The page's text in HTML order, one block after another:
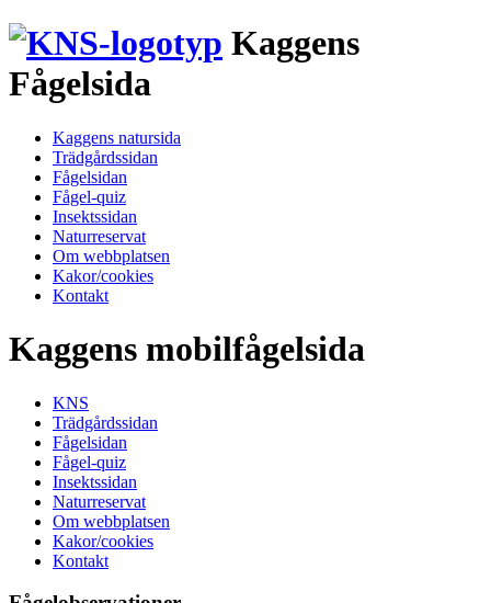
Kaggens
Fågelsida
Kaggens natursida
Trädgårdssidan
Fågelsidan
Fågel-quiz
Insektssidan
Naturreservat
Om webbplatsen
Kakor/cookies
Kontakt
Kaggens mobilfågelsida
KNS
Trädgårdssidan
Fågelsidan
Fågel-quiz
Insektssidan
Naturreservat
Om webbplatsen
Kakor/cookies
Kontakt